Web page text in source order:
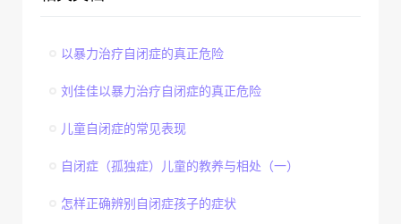
以暴力治疗自闭症的真正危险
刘佳佳以暴力治疗自闭症的真正危险
儿童自闭症的常见表现
自闭症（孤独症）儿童的教养与相处（一）
怎样正确辨别自闭症孩子的症状